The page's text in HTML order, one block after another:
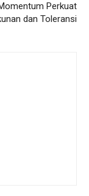
Perkuat
dan Toleransi